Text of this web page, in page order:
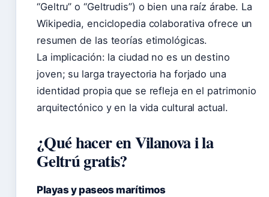
“Geltru” o “Geltrudis”) o bien una raíz árabe. La
Wikipedia, enciclopedia colaborativa ofrece un
resumen de las teorías etimológicas.
La implicación: la ciudad no es un destino
joven; su larga trayectoria ha forjado una
identidad propia que se refleja en el patrimonio
arquitectónico y en la vida cultural actual.
¿Qué hacer en Vilanova i la
Geltrú gratis?
Playas y paseos marítimos